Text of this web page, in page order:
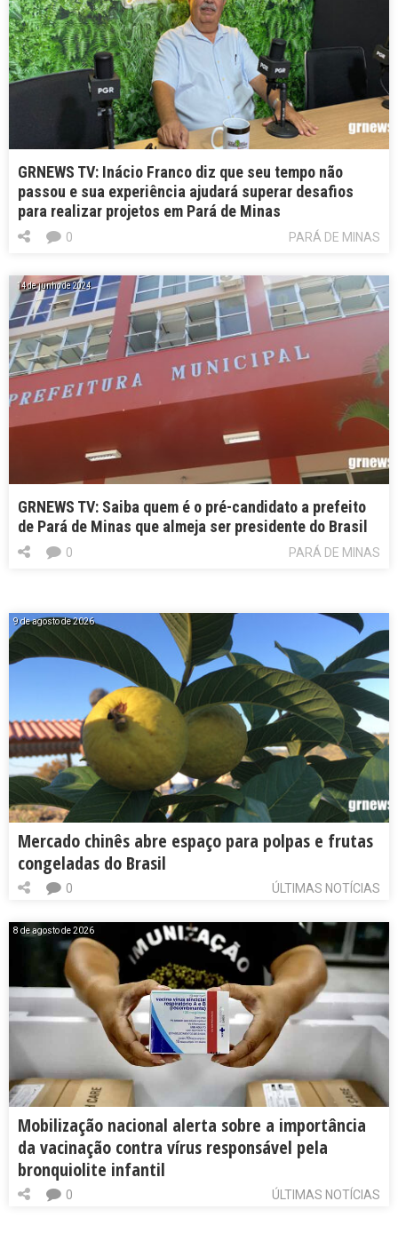
GRNEWS TV: Inácio Franco diz que seu tempo não
passou e sua experiência ajudará superar desafios
para realizar projetos em Pará de Minas
PARÁ DE MINAS
0
14 de junho de 2024
GRNEWS TV: Saiba quem é o pré-candidato a prefeito
de Pará de Minas que almeja ser presidente do Brasil
PARÁ DE MINAS
0
9 de agosto de 2026
Mercado chinês abre espaço para polpas e frutas
congeladas do Brasil
ÚLTIMAS NOTÍCIAS
0
8 de agosto de 2026
Mobilização nacional alerta sobre a importância
da vacinação contra vírus responsável pela
bronquiolite infantil
ÚLTIMAS NOTÍCIAS
0